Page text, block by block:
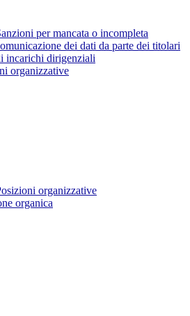
per mancata o incompleta
dei dati da parte dei titolari
incarichi dirigenziali
organizzative
organizzative
organica